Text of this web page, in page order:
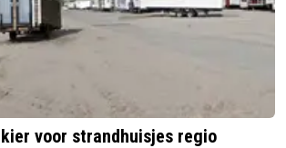
voor strandhuisjes regio